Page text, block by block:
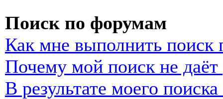
Поиск по форумам
Как мне выполнить
Почему мой поиск не даёт
В результате моего